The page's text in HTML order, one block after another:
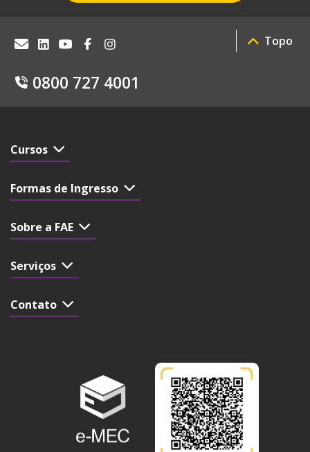
0800 727 4001
Topo
Cursos
Formas de Ingresso
Sobre a FAE
Serviços
Contato